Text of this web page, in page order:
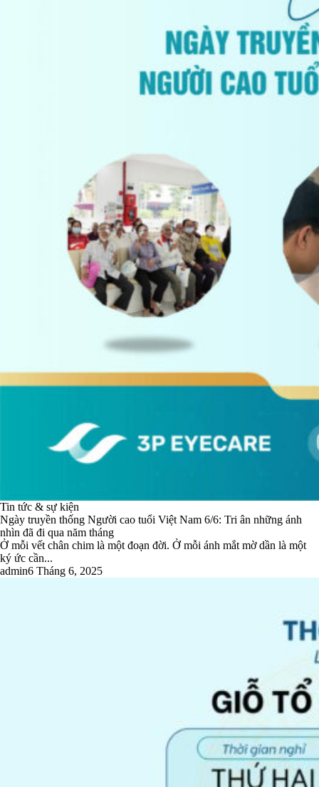
Tin tức & sự kiện
Ngày truyền thống Người cao tuổi Việt Nam 6/6: Tri ân những ánh
nhìn đã đi qua năm tháng
Ở mỗi vết chân chim là một đoạn đời. Ở mỗi ánh mắt mờ dần là một
ký ức cần...
admin6 Tháng 6, 2025